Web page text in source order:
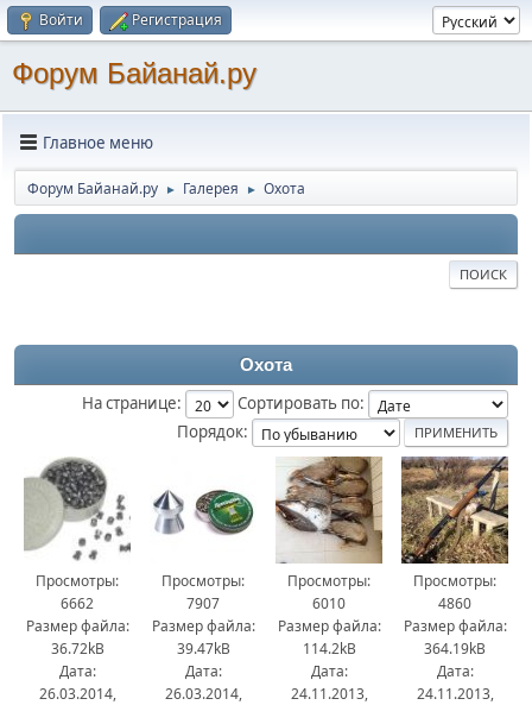
Войти Регистрация
Форум Байанай.ру
Главное меню
Форум Байанай.ру ► Галерея ► Охота
ПОИСК
Охота
На странице:
Сортировать по:
Порядок:
Просмотры:
6662
Размер файла:
36.72kB
Дата:
26.03.2014,
Просмотры:
7907
Размер файла:
39.47kB
Дата:
26.03.2014,
Просмотры:
6010
Размер файла:
114.2kB
Дата:
24.11.2013,
Просмотры:
4860
Размер файла:
364.19kB
Дата:
24.11.2013,